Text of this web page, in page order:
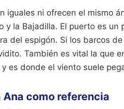
iguales ni ofrecen el mismo
y la Bajadilla. El puerto es
del espigón. Si los barcos
También es vital la que
es donde el viento suele
Ana como referencia